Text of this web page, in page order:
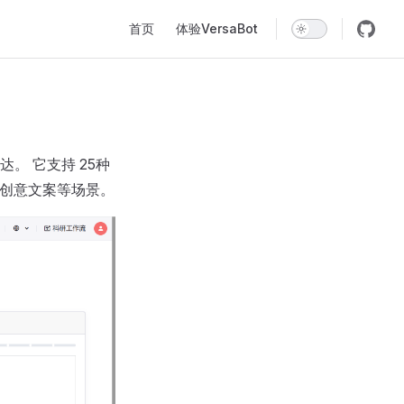
首页 体验VersaBot
。 它支持 25种
意文案等场景。